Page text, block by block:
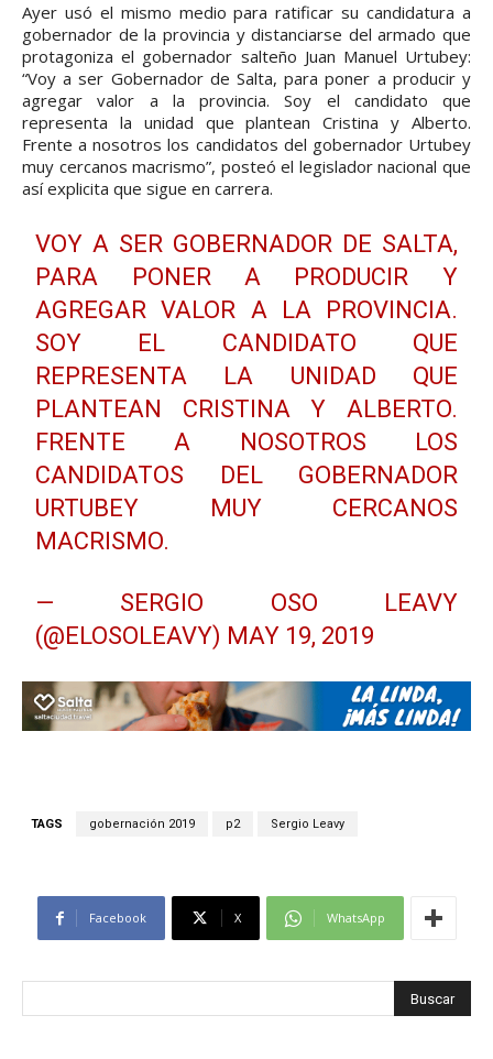
Ayer usó el mismo medio para ratificar su candidatura a
gobernador de la provincia y distanciarse del armado que
protagoniza el gobernador salteño Juan Manuel Urtubey:
“Voy a ser Gobernador de Salta, para poner a producir y
agregar valor a la provincia. Soy el candidato que
representa la unidad que plantean Cristina y Alberto.
Frente a nosotros los candidatos del gobernador Urtubey
muy cercanos macrismo”, posteó el legislador nacional que
así explicita que sigue en carrera.
VOY A SER GOBERNADOR DE SALTA,
PARA PONER A PRODUCIR Y
AGREGAR VALOR A LA PROVINCIA.
SOY EL CANDIDATO QUE
REPRESENTA LA UNIDAD QUE
PLANTEAN CRISTINA Y ALBERTO.
FRENTE A NOSOTROS LOS
CANDIDATOS DEL GOBERNADOR
URTUBEY MUY CERCANOS
MACRISMO.
— SERGIO OSO LEAVY
(@ELOSOLEAVY) MAY 19, 2019
TAGS gobernación 2019 p2 Sergio Leavy
Facebook X WhatsApp